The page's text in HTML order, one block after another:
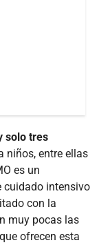
solo tres
niños, entre ellas
es un
cuidado intensivo
con la
muy pocas las
ofrecen esta